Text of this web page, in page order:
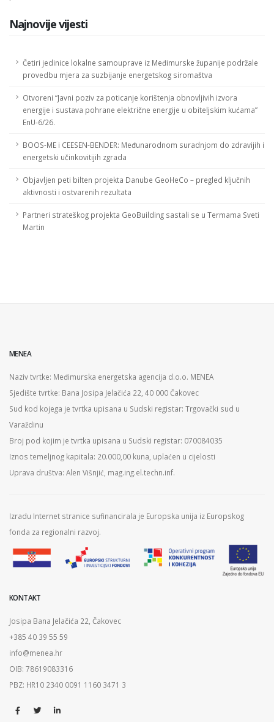
Najnovije vijesti
Četiri jedinice lokalne samouprave iz Međimurske županije podržale
provedbu mjera za suzbijanje energetskog siromaštva
Otvoreni “Javni poziv za poticanje korištenja obnovljivih izvora
energije i sustava pohrane električne energije u obiteljskim kućama”
EnU-6/26.
BOOS-ME i CEESEN-BENDER: Međunarodnom suradnjom do zdravijih i
energetski učinkovitijih zgrada
Objavljen peti bilten projekta Danube GeoHeCo – pregled ključnih
aktivnosti i ostvarenih rezultata
Partneri strateškog projekta GeoBuilding sastali se u Termama Sveti
Martin
MENEA
Naziv tvrtke: Međimurska energetska agencija d.o.o. MENEA
Sjedište tvrtke: Bana Josipa Jelačića 22, 40 000 Čakovec
Sud kod kojega je tvrtka upisana u Sudski registar: Trgovački sud u
Varaždinu
Broj pod kojim je tvrtka upisana u Sudski registar: 070084035
Iznos temeljnog kapitala: 20.000,00 kuna, uplaćen u cijelosti
Uprava društva: Alen Višnjić, mag.ing.el.techn.inf.
Izradu Internet stranice sufinancirala je Europska unija iz Europskog
fonda za regionalni razvoj.
KONTAKT
Josipa Bana Jelačića 22, Čakovec
+385 40 39 55 59
info@menea.hr
OIB: 78619083316
PBZ: HR10 2340 0091 1160 3471 3